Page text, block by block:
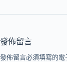
發佈留言
發佈留言必須填寫的電